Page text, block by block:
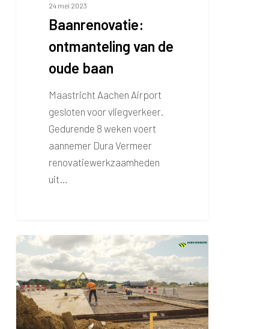
24 mei 2023
Baanrenovatie:
ontmanteling van de
oude baan
Maastricht Aachen Airport
gesloten voor vliegverkeer.
Gedurende 8 weken voert
aannemer Dura Vermeer
renovatiewerkzaamheden
uit…
Baanrenovatie:
week
2